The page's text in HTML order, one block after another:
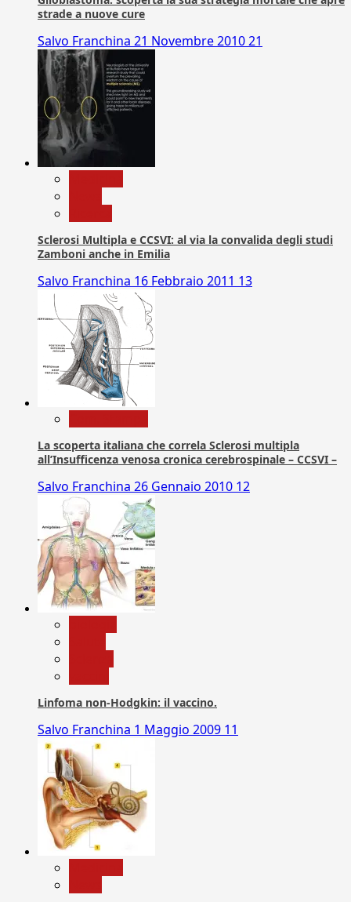
strade a nuove cure
Salvo Franchina 21 Novembre 201021
Sclerosi Multipla e CCSVI: al via la convalida degli studi
Zamboni anche in Emilia
Salvo Franchina 16 Febbraio 2011 13
La scoperta italiana che correla Sclerosi multipla
all’Insufficenza venosa cronica cerebrospinale – CCSVI –
Salvo Franchina 26 Gennaio 2010 12
Linfoma non-Hodgkin: il vaccino.
Salvo Franchina 1 Maggio 2009 11